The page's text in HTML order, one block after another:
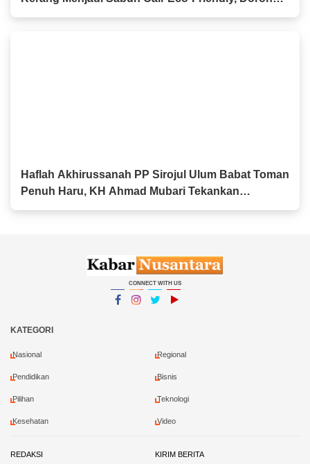
Inovasi Produk Ramah Lingkungan di Kasemen
Haflah Akhirussanah PP Sirojul Ulum Babat Toman
Penuh Haru, KH Ahmad Mubari Tekankan
Pentingnya Istikamah Menuntut Ilmu hingga Aliyah
CONNECT WITH US
KATEGORI
Nasional Regional
Pendidikan Bisnis
Pilihan Teknologi
Kesehatan Video
REDAKSI KIRIM BERITA